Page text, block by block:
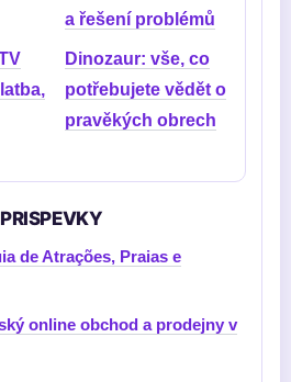
a řešení problémů
Dinozaur: vše, co
potřebujete vědět o
pravěkých obrech
de Atrações, Praias e
online obchod a prodejny v